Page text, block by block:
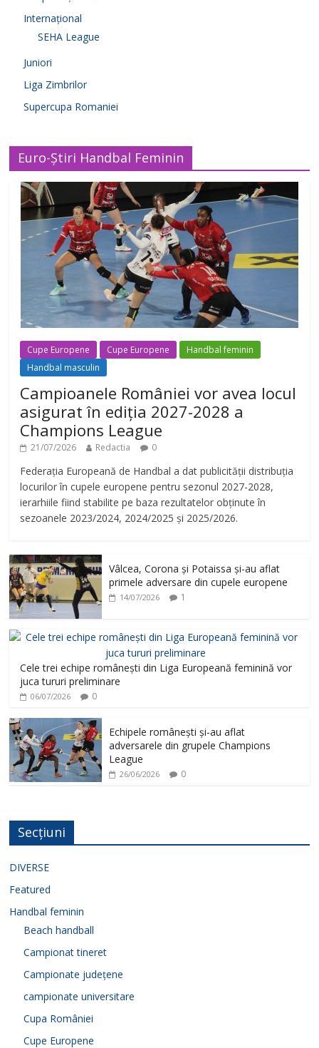
Internațional
SEHA League
Juniori
Liga Zimbrilor
Supercupa Romaniei
Euro-Știri Handbal Feminin
Cupe Europene Cupe Europene
Handbal feminin
Handbal masculin
Campioanele României vor avea locul
asigurat în ediția 2027-2028 a
Champions League
21/07/2026 Redactia 0
Federația Europeană de Handbal a dat publicității distribuția
locurilor în cupele europene pentru sezonul 2027-2028,
ierarhiile fiind stabilite pe baza rezultatelor obținute în
sezoanele 2023/2024, 2024/2025 și 2025/2026.
Vâlcea, Corona și Potaissa și-au aflat
primele adversare din cupele europene
14/07/2026 1
Cele trei echipe românești din Liga Europeană feminină vor
juca tururi preliminare
06/07/2026 0
Echipele românești și-au aflat
adversarele din grupele Champions
League
26/06/2026 0
Secțiuni
DIVERSE
Featured
Handbal feminin
Beach handball
Campionat tineret
Campionate județene
campionate universitare
Cupa României
Cupe Europene